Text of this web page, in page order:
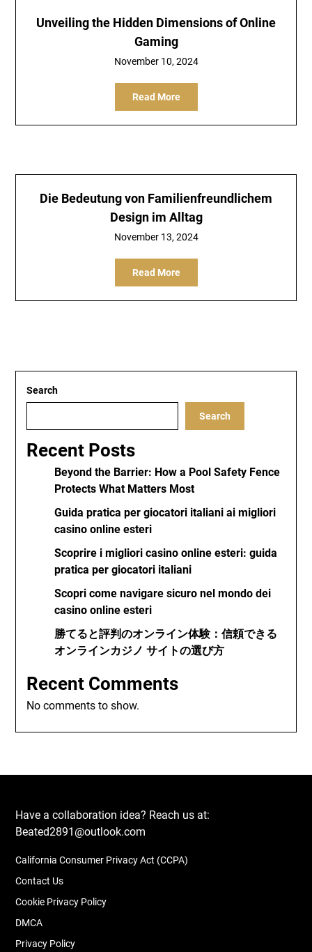
Unveiling the Hidden Dimensions of Online
Gaming
November 10, 2024
Read More
Die Bedeutung von Familienfreundlichem
Design im Alltag
November 13, 2024
Read More
Search
Search
Recent Posts
Beyond the Barrier: How a Pool Safety Fence
Protects What Matters Most
Guida pratica per giocatori italiani ai migliori
casino online esteri
Scoprire i migliori casino online esteri: guida
pratica per giocatori italiani
Scopri come navigare sicuro nel mondo dei
casino online esteri
勝てると評判のオンライン体験：信頼できる
オンラインカジノ サイトの選び方
Recent Comments
No comments to show.
Have a collaboration idea? Reach us at:
Beated2891@outlook.com
California Consumer Privacy Act (CCPA)
Contact Us
Cookie Privacy Policy
DMCA
Privacy Policy